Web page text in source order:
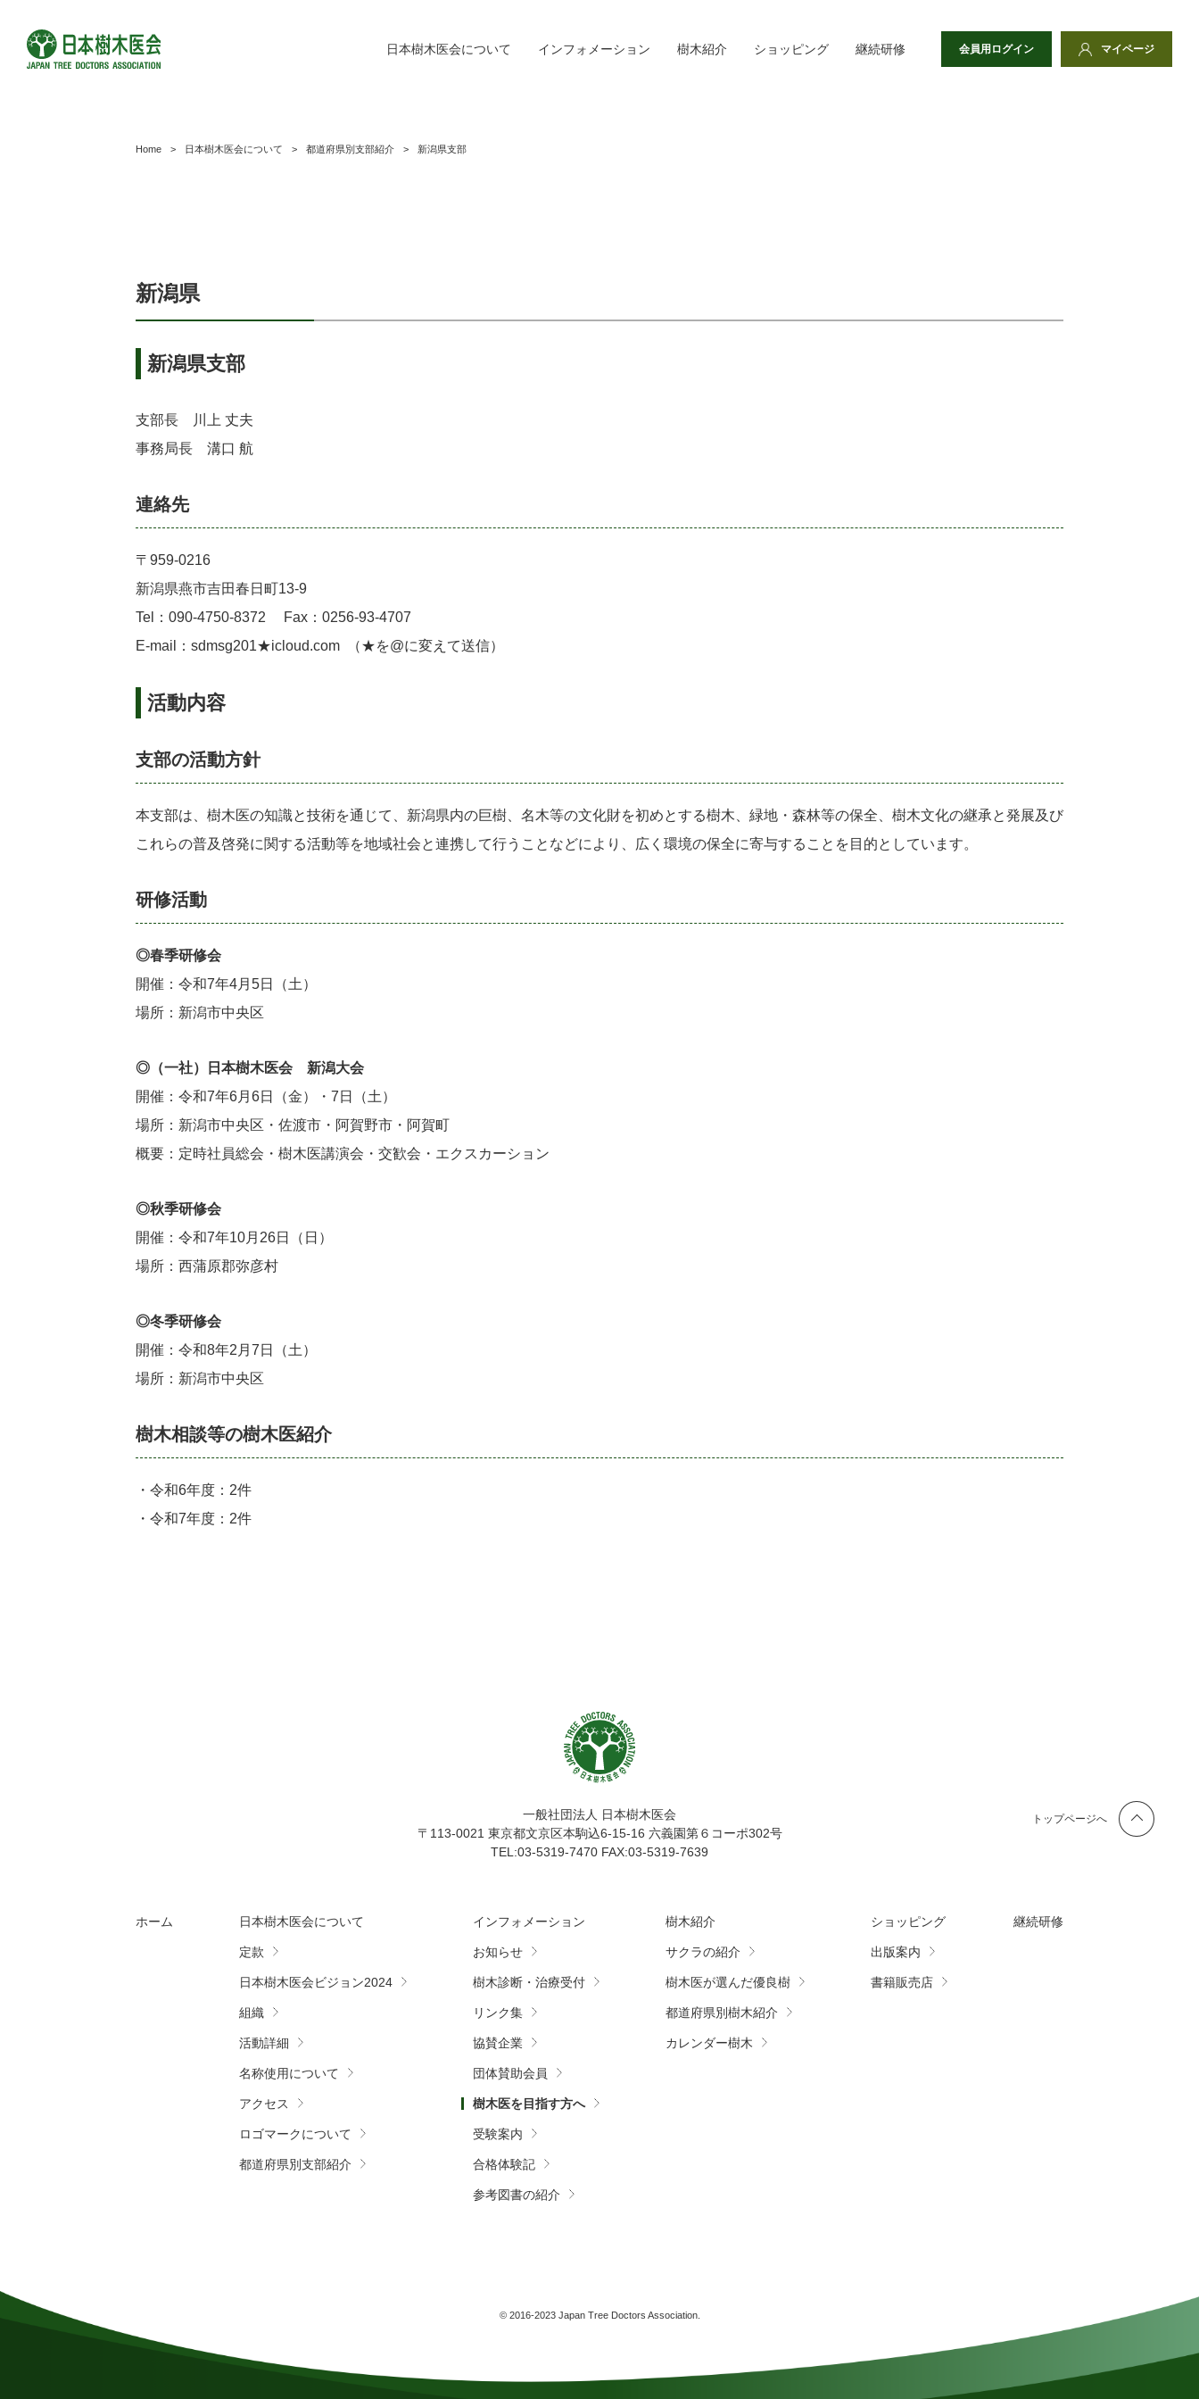
日本樹木医会について インフォメーション 樹木紹介 ショッピング 継続研修 会員用ログイン マイページ
Home > 日本樹木医会について > 都道府県別支部紹介 > 新潟県支部
新潟県
新潟県支部
支部長 川上 丈夫
事務局長 溝口 航
連絡先
〒959-0216
新潟県燕市吉田春日町13-9
Tel：090-4750-8372 Fax：0256-93-4707
E-mail：sdmsg201★icloud.com （★を@に変えて送信）
活動内容
支部の活動方針
本支部は、樹木医の知識と技術を通じて、新潟県内の巨樹、名木等の文化財を初めとする樹木、緑地・森林等の保全、樹木文化の継承と発展及び
これらの普及啓発に関する活動等を地域社会と連携して行うことなどにより、広く環境の保全に寄与することを目的としています。
研修活動
◎春季研修会
開催：令和7年4月5日（土）
場所：新潟市中央区
◎（一社）日本樹木医会 新潟大会
開催：令和7年6月6日（金）・7日（土）
場所：新潟市中央区・佐渡市・阿賀野市・阿賀町
概要：定時社員総会・樹木医講演会・交歓会・エクスカーション
◎秋季研修会
開催：令和7年10月26日（日）
場所：西蒲原郡弥彦村
◎冬季研修会
開催：令和8年2月7日（土）
場所：新潟市中央区
樹木相談等の樹木医紹介
・令和6年度：2件
・令和7年度：2件
トップページへ
一般社団法人 日本樹木医会
〒113-0021 東京都文京区本駒込6-15-16 六義園第６コーポ302号
TEL:03-5319-7470 FAX:03-5319-7639
ホーム 日本樹木医会について
定款
日本樹木医会ビジョン2024
組織
活動詳細
名称使用について
アクセス
ロゴマークについて
都道府県別支部紹介
インフォメーション
お知らせ
樹木診断・治療受付
リンク集
協賛企業
団体賛助会員
樹木医を目指す方へ
受験案内
合格体験記
参考図書の紹介
樹木紹介
サクラの紹介
樹木医が選んだ優良樹
都道府県別樹木紹介
カレンダー樹木
ショッピング
出版案内
書籍販売店
継続研修
© 2016-2023 Japan Tree Doctors Association.